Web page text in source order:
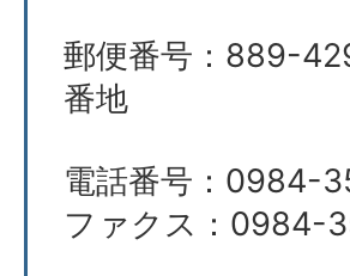
郵便番号：889-
番地
電話番号：0984-
ファクス：0984-